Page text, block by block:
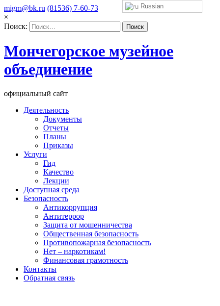
migm@bk.ru (81536) 7-60-73
×
Поиск:
Мончегорское музейное
объединение
официальный сайт
Деятельность
Документы
Отчеты
Планы
Приказы
Услуги
Гид
Качество
Лекции
Доступная среда
Безопасность
Антикоррупция
Антитеррор
Защита от мошенничества
Общественная безопасность
Противопожарная безопасность
Нет – наркотикам!
Финансовая грамотность
Контакты
Обратная связь
Russian